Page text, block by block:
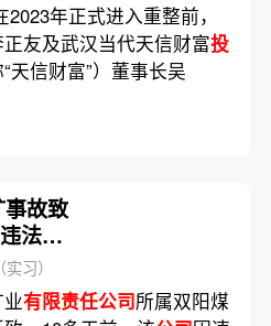
年正式进入重整前，
友及武汉当代天信财富投
“天信财富”）董事长吴
故致
法违
习）
有限责任公司所属双阳煤